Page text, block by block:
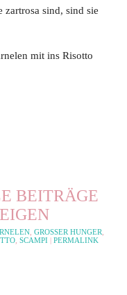
zartrosa sind, sind sie
mit ins Risotto
BEITRÄGE
, GROSSER HUNGER
, SCAMPI | PERMALINK